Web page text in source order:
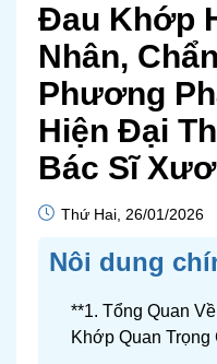
Đau Khớp
Nhân,
Phương
Hiện Đại
Bác Sĩ
Thứ Hai, 26/01/2026
Nôi dung
**1. Tổng Quan
Khớp Quan